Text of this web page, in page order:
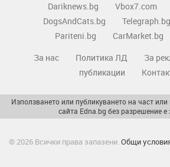
Dariknews.bg
Vbox7.com
DogsAndCats.bg
Telegraph.bg
Pariteni.bg
CarMarket.bg
За нас
Политика ЛД За
публикации
Използването или публикуването на част
сайта Edna.bg без разрешение е
© 2026 Всички права запазени. Общи